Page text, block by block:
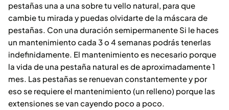
pestañas una a una sobre tu vello natural, para que
cambie tu mirada y puedas olvidarte de la máscara de
pestañas. Con una duración semipermanente Si le haces
un mantenimiento cada 3 o 4 semanas podrás tenerlas
indefinidamente. El mantenimiento es necesario porque
la vida de una pestaña natural es de aproximadamente 1
mes. Las pestañas se renuevan constantemente y por
eso se requiere el mantenimiento (un relleno) porque las
extensiones se van cayendo poco a poco.